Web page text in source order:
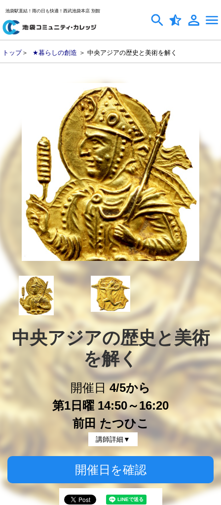
池袋駅直結！雨の日も快適！西武池袋本店 別館
トップ＞ ★暮らしの創造 ＞ 中央アジアの歴史と美術を解く
中央アジアの歴史と美術
を解く
開催日 4/5から
第1日曜 14:50～16:20
前田 たつひこ
講師詳細▼
開催日を確認